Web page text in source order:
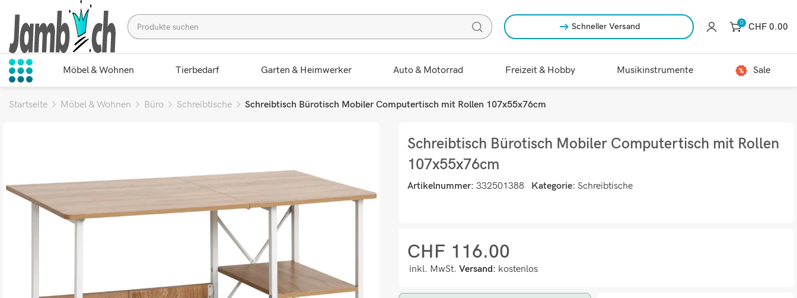
Schneller Versand 0 CHF 0.00
Möbel & Wohnen Tierbedarf Garten & Heimwerker Auto & Motorrad Freizeit & Hobby Musikinstrumente Sale
Startseite Möbel & Wohnen Büro Schreibtische Schreibtisch Bürotisch Mobiler Computertisch mit Rollen 107x55x76cm
Schreibtisch Bürotisch Mobiler Computertisch mit Rollen
107x55x76cm
Artikelnummer: 332501388 Kategorie: Schreibtische
CHF 116.00
inkl. MwSt. Versand: kostenlos